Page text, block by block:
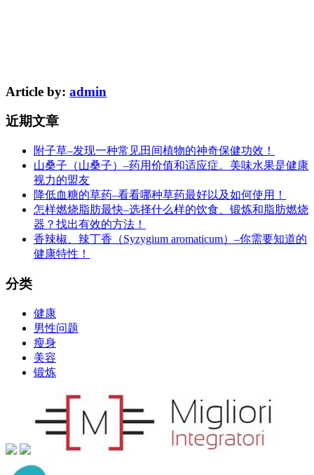
Article by: admin
近期文章
附子草–发现一种常见田间植物的神奇保健功效！
山桑子（山桑子）–药用价值和适应症。美味水果是健康
视力的盟友
降低血糖的草药–看看哪种草药最好以及如何使用！
怎样燃烧脂肪最快–选择什么样的饮食、锻炼和脂肪燃烧
器？找出有效的方法！
香辣椒、辣丁香（Syzygium aromaticum）–你需要知道的
健康特性！
分类
健康
男性问题
瘦身
美容
锻炼